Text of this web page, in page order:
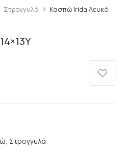
Στρογγυλά
Κασπώ Irida Λευκό
, Στρογγυλά